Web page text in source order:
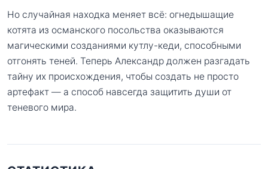
Но случайная находка меняет всё: огнедышащие
котята из османского посольства оказываются
магическими созданиями кутлу-кеди, способными
отгонять теней. Теперь Александр должен разгадать
тайну их происхождения, чтобы создать не просто
артефакт — а способ навсегда защитить души от
теневого мира.